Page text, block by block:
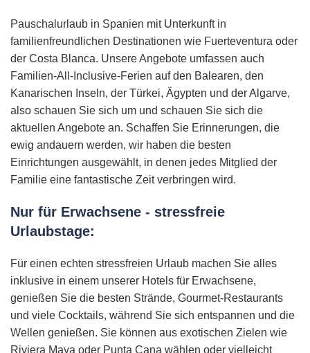
Pauschalurlaub in Spanien mit Unterkunft in
familienfreundlichen Destinationen wie Fuerteventura oder
der Costa Blanca. Unsere Angebote umfassen auch
Familien-All-Inclusive-Ferien auf den Balearen, den
Kanarischen Inseln, der Türkei, Ägypten und der Algarve,
also schauen Sie sich um und schauen Sie sich die
aktuellen Angebote an. Schaffen Sie Erinnerungen, die
ewig andauern werden, wir haben die besten
Einrichtungen ausgewählt, in denen jedes Mitglied der
Familie eine fantastische Zeit verbringen wird.
Nur für Erwachsene - stressfreie
Urlaubstage:
Für einen echten stressfreien Urlaub machen Sie alles
inklusive in einem unserer Hotels für Erwachsene,
genießen Sie die besten Strände, Gourmet-Restaurants
und viele Cocktails, während Sie sich entspannen und die
Wellen genießen. Sie können aus exotischen Zielen wie
Riviera Maya oder Punta Cana wählen oder vielleicht